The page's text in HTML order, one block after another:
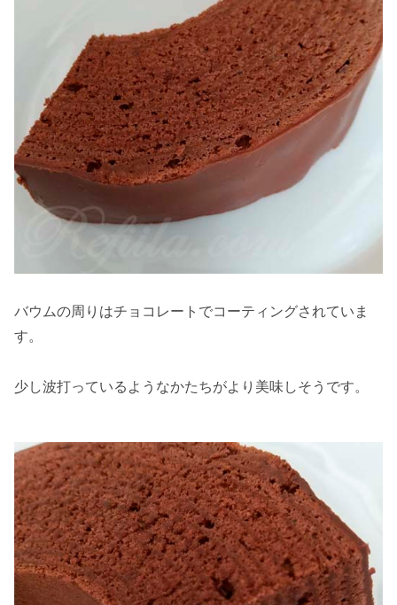
バウムの周りはチョコレートでコーティングされていま
す。
少し波打っているようなかたちがより美味しそうです。